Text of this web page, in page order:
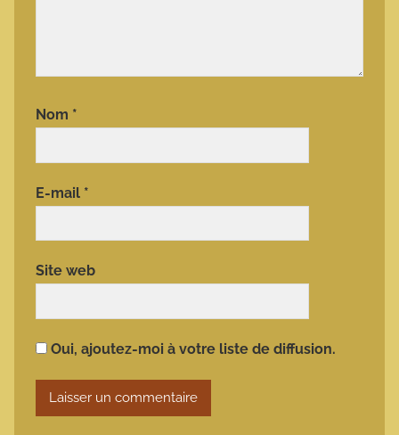
Nom *
E-mail *
Site web
Oui, ajoutez-moi à votre liste de diffusion.